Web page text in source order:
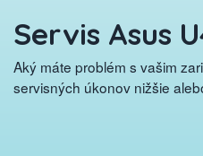
Servis Asus
Aký máte problém s vašim
servisných úkonov nižšie